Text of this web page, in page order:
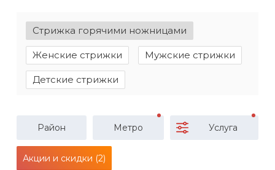
Стрижка горячими ножницами
Женские стрижки Мужские стрижки
Детские стрижки
Район Метро Услуга
Акции и скидки (2)